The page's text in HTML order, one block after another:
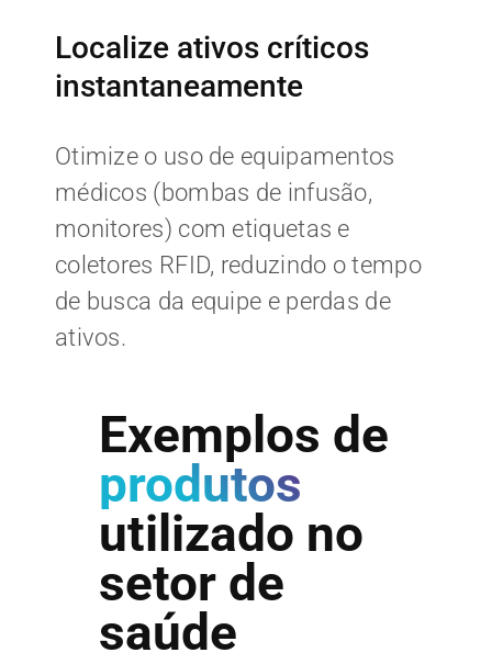
Localize ativos críticos
instantaneamente
Otimize o uso de equipamentos
médicos (bombas de infusão,
monitores) com etiquetas e
coletores RFID, reduzindo o tempo
de busca da equipe e perdas de
ativos.
Exemplos de
produtos
utilizado no
setor de
saúde